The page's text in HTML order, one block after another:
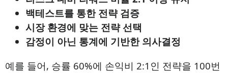
백테스트를 통한 전략 검증
시장 환경에 맞는 전략 선택
감정이 아닌 통계에 기반한 의사결정
예를 들어, 승률 60%에 손익비 2:1인 전략을 100번